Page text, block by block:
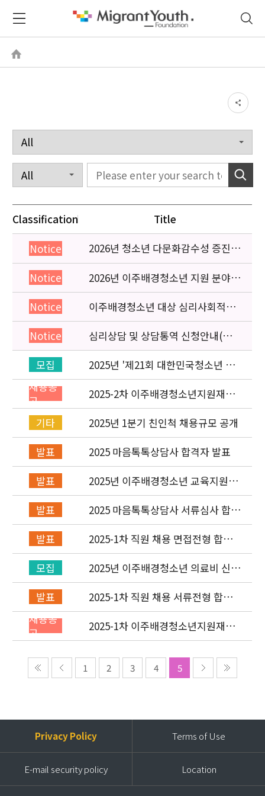
Classification Title
Notice
2026년 청소년 다문화감수성 증진
프로그램 「다가감」신청기관 안내
Notice
2026년 이주배경청소년 지원 분야
종사자 역량강화 교육 일정 안내
Notice
이주배경청소년 대상 심리사회적응
검사 연수동영상 개편 안내
Notice
심리상담 및 상담통역 신청안내(의뢰
서첨부)
모집
2025년 '제21회 대한민국청소년 박
람회' 이주배경청소년지원재단 홍보
운영 부스 자원봉사자 신청·접수
채용공
고
2025-2차 이주배경청소년지원재단
직원(개발협력부) 채용공고 (~5/6)
기타
2025년 1분기 친인척 채용규모 공개
발표
2025 마음톡톡상담사 합격자 발표
발표
2025년 이주배경청소년 교육지원사
업 레인보우스쿨 개설기관 선정 결과
발표
2025 마음톡톡상담사 서류심사 합격
자 발표
발표
2025-1차 직원 채용 면접전형 합격
자 발표 및 적격심사 안내
모집
2025년 이주배경청소년 의료비 신청
(1차) 안내
발표
2025-1차 직원 채용 서류전형 합격
자 발표 및 면접전형 안내
채용공
고
2025-1차 이주배경청소년지원재단
직원(개발협력부) 채용공고 (~2/2)
1 2 3 4 5
Privacy Policy Terms of Use
E-mail security policy Location